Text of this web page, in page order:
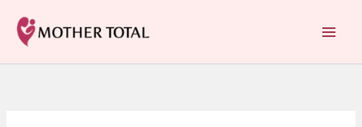
para
conteúdo
a
t